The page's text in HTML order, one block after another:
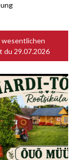
wesentlichen
du 29.07.2026